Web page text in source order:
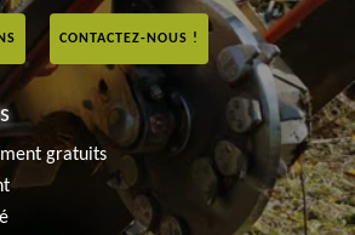
CONTACTEZ-NOUS !
gratuits